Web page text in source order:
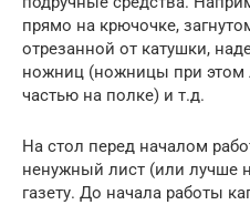
прямо на крючочке,
отрезанной от катушки,
ножниц (ножницы при этом
частью на полке) и т.д.
На стол перед началом
ненужный лист (или лучше
газету. До начала работы